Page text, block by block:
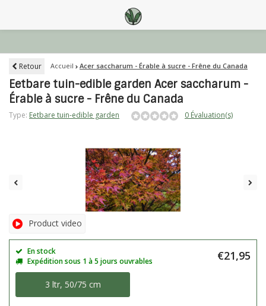
Retour Accueil Acer saccharum - Érable à sucre - Frêne du Canada
Eetbare tuin-edible garden Acer saccharum -
Érable à sucre - Frêne du Canada
Type: Eetbare tuin-edible garden 0 Évaluation(s)
Product video
En stock
Expédition sous 1 à 5 jours ouvrables
€21,95
3 ltr, 50/75 cm